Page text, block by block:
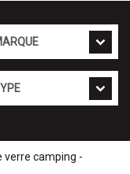
verre camping -